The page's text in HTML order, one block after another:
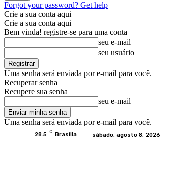
Forgot your password? Get help
Crie a sua conta aqui
Crie a sua conta aqui
Bem vinda! registre-se para uma conta
seu e-mail
seu usuário
Uma senha será enviada por e-mail para você.
Recuperar senha
Recupere sua senha
seu e-mail
Uma senha será enviada por e-mail para você.
28.5 C Brasília sábado, agosto 8, 2026